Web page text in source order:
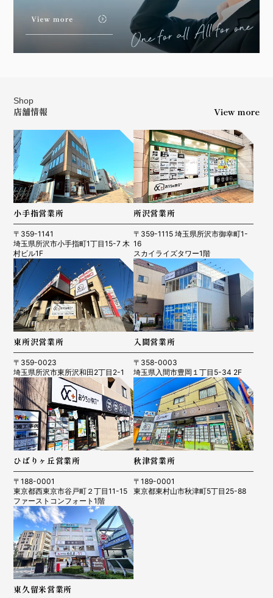
Shop
店舗情報 View more
小手指営業所
〒359-1141
埼玉県所沢市小手指町1丁目15-7 木
村ビル1F
所沢営業所
〒359-1115 埼玉県所沢市御幸町1-
16
スカイライズタワー1階
東所沢営業所
〒359-0023
埼玉県所沢市東所沢和田2丁目2-1
入間営業所
〒358-0003
埼玉県入間市豊岡１丁目5-34 2F
ひばりヶ丘営業所
〒188-0001
東京都西東京市谷戸町２丁目11-15
ファーストコンフォート1階
秋津営業所
〒189-0001
東京都東村山市秋津町5丁目25-88
東久留米営業所